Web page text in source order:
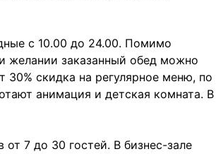
с 10.00 до 24.00. Помимо
желании заказанный обед можно
30% скидка на регулярное меню, по
анимация и детская комната. В
от 7 до 30 гостей. В бизнес-зале